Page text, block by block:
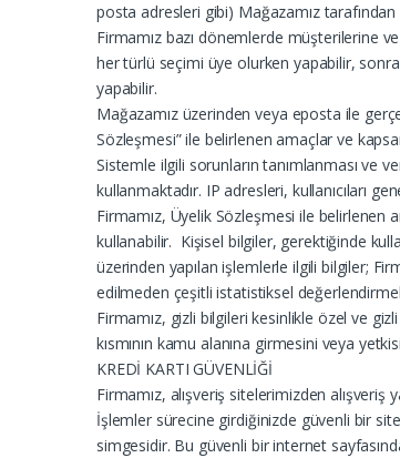
posta adresleri gibi) Mağazamız
Firmamız bazı dönemlerde müşterilerine
her türlü seçimi üye olurken yapabilir,
yapabilir.
Mağazamız üzerinden veya eposta ile
Sözleşmesi” ile belirlenen amaçlar ve
Sistemle ilgili sorunların tanımlanması ve
kullanmaktadır. IP adresleri, kullanıcıları
Firmamız, Üyelik Sözleşmesi ile belirlenen
kullanabilir. Kişisel bilgiler, gerektiğinde
üzerinden yapılan işlemlerle ilgili bilgiler;
edilmeden çeşitli istatistiksel
Firmamız, gizli bilgileri kesinlikle özel ve
kısmının kamu alanına girmesini veya
KREDİ KARTI GÜVENLİĞİ
Firmamız, alışveriş sitelerimizden
İşlemler sürecine girdiğinizde güvenli bir
simgesidir. Bu güvenli bir internet